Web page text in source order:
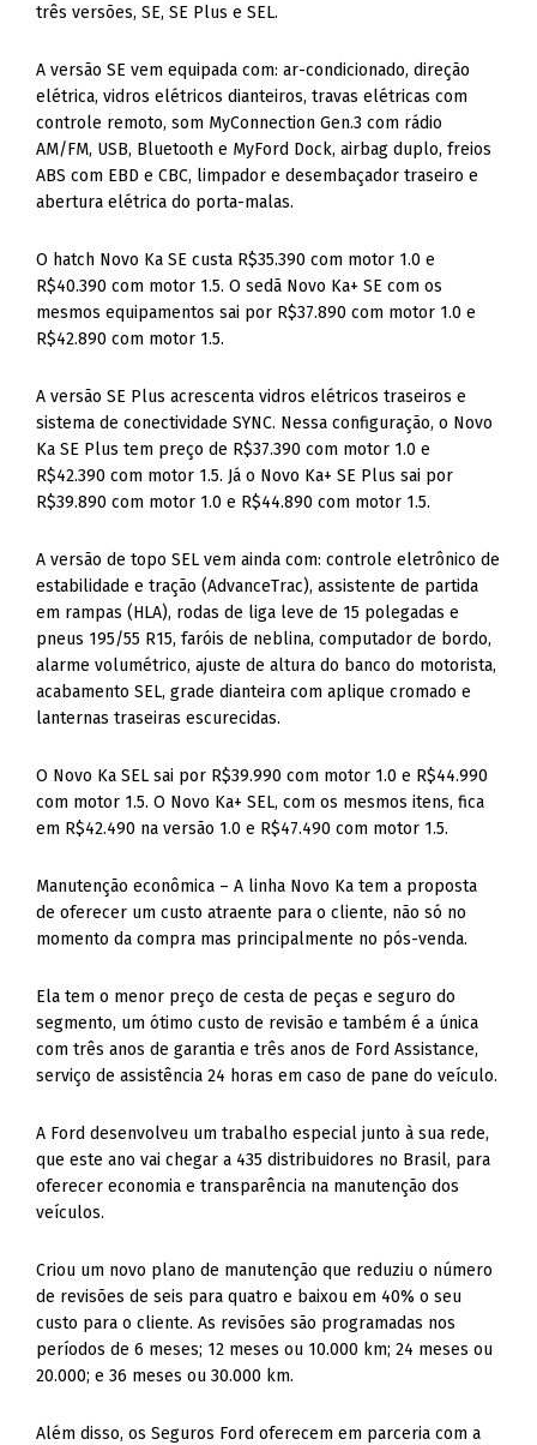
três versões, SE, SE Plus e SEL.
A versão SE vem equipada com: ar-condicionado, direção
elétrica, vidros elétricos dianteiros, travas elétricas com
controle remoto, som MyConnection Gen.3 com rádio
AM/FM, USB, Bluetooth e MyFord Dock, airbag duplo, freios
ABS com EBD e CBC, limpador e desembaçador traseiro e
abertura elétrica do porta-malas.
O hatch Novo Ka SE custa R$35.390 com motor 1.0 e
R$40.390 com motor 1.5. O sedã Novo Ka+ SE com os
mesmos equipamentos sai por R$37.890 com motor 1.0 e
R$42.890 com motor 1.5.
A versão SE Plus acrescenta vidros elétricos traseiros e
sistema de conectividade SYNC. Nessa configuração, o Novo
Ka SE Plus tem preço de R$37.390 com motor 1.0 e
R$42.390 com motor 1.5. Já o Novo Ka+ SE Plus sai por
R$39.890 com motor 1.0 e R$44.890 com motor 1.5.
A versão de topo SEL vem ainda com: controle eletrônico de
estabilidade e tração (AdvanceTrac), assistente de partida
em rampas (HLA), rodas de liga leve de 15 polegadas e
pneus 195/55 R15, faróis de neblina, computador de bordo,
alarme volumétrico, ajuste de altura do banco do motorista,
acabamento SEL, grade dianteira com aplique cromado e
lanternas traseiras escurecidas.
O Novo Ka SEL sai por R$39.990 com motor 1.0 e R$44.990
com motor 1.5. O Novo Ka+ SEL, com os mesmos itens, fica
em R$42.490 na versão 1.0 e R$47.490 com motor 1.5.
Manutenção econômica – A linha Novo Ka tem a proposta
de oferecer um custo atraente para o cliente, não só no
momento da compra mas principalmente no pós-venda.
Ela tem o menor preço de cesta de peças e seguro do
segmento, um ótimo custo de revisão e também é a única
com três anos de garantia e três anos de Ford Assistance,
serviço de assistência 24 horas em caso de pane do veículo.
A Ford desenvolveu um trabalho especial junto à sua rede,
que este ano vai chegar a 435 distribuidores no Brasil, para
oferecer economia e transparência na manutenção dos
veículos.
Criou um novo plano de manutenção que reduziu o número
de revisões de seis para quatro e baixou em 40% o seu
custo para o cliente. As revisões são programadas nos
períodos de 6 meses; 12 meses ou 10.000 km; 24 meses ou
20.000; e 36 meses ou 30.000 km.
Além disso, os Seguros Ford oferecem em parceria com a